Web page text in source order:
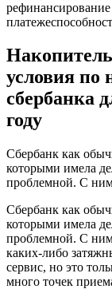
условия по
сбербанка
году
Сбербанк как
которыми имела
проблемной. С
Сбербанк как
которыми имела
проблемной. С
каких-либо
сервис, но это
много точек